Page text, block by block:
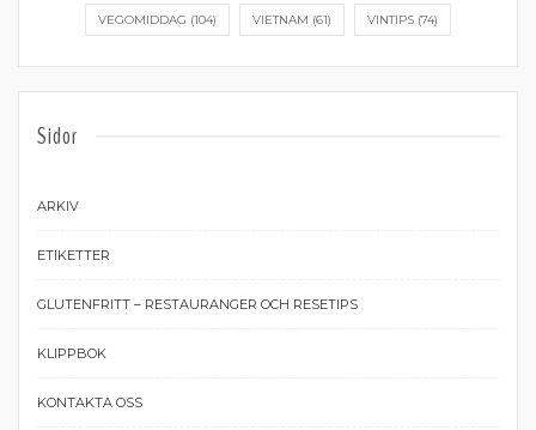
VEGOMIDDAG (104) VIETNAM (61) VINTIPS (74)
Sidor
ARKIV
ETIKETTER
GLUTENFRITT – RESTAURANGER OCH RESETIPS
KLIPPBOK
KONTAKTA OSS